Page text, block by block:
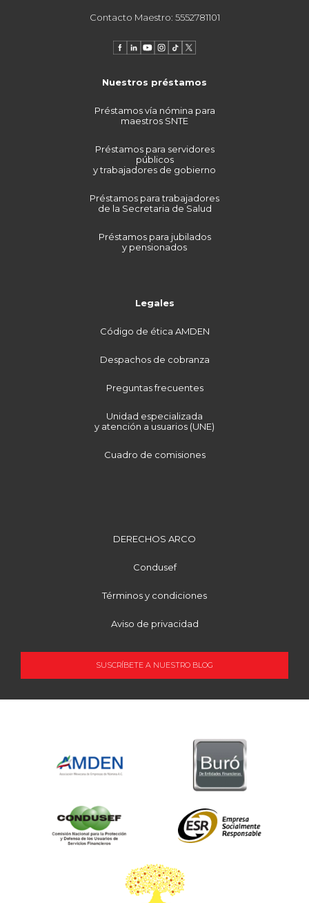
Contacto Maestro: 5552781101
Nuestros préstamos
Préstamos vía nómina para
maestros SNTE
Préstamos para servidores
públicos
y trabajadores de gobierno
Préstamos para trabajadores
de la Secretaria de Salud
Préstamos para jubilados
y pensionados
Legales
Código de ética AMDEN
Despachos de cobranza
Preguntas frecuentes
Unidad especializada
y atención a usuarios (UNE)
Cuadro de comisiones
DERECHOS ARCO
Condusef
Términos y condiciones
Aviso de privacidad
SUSCRÍBETE A NUESTRO BLOG
OCUPACIÓN